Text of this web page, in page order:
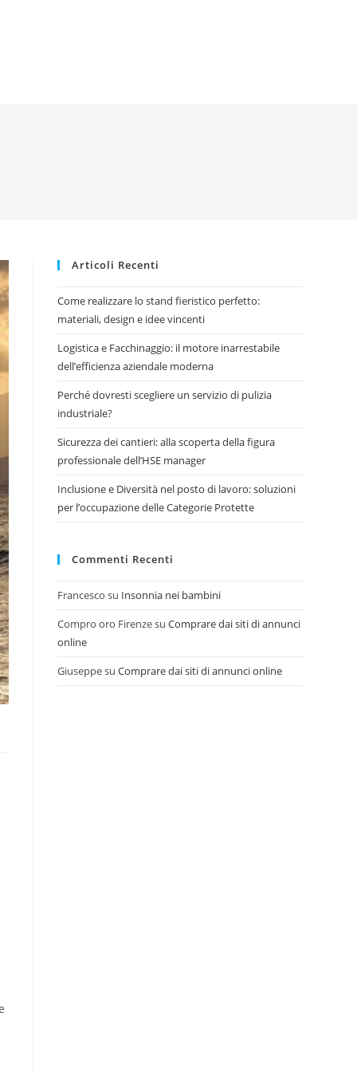
Articoli Recenti
Come realizzare lo stand fieristico perfetto:
materiali, design e idee vincenti
Logistica e Facchinaggio: il motore inarrestabile
dell’efficienza aziendale moderna
Perché dovresti scegliere un servizio di pulizia
industriale?
Sicurezza dei cantieri: alla scoperta della figura
professionale dell’HSE manager
Inclusione e Diversità nel posto di lavoro: soluzioni
per l’occupazione delle Categorie Protette
Commenti Recenti
Francesco su Insonnia nei bambini
Compro oro FirenzesuComprare dai siti di annunci
online
GiuseppesuComprare dai siti di annunci online